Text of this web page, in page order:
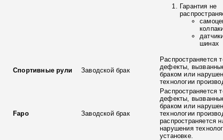
Гарантия не
шинах
Спортивные рули Заводской брак
Распространяется
дефекты,
браком или
технологии
Fapo Заводской брак
Распространяется
дефекты,
браком или
технологии
распространяется
нарушения
установке.